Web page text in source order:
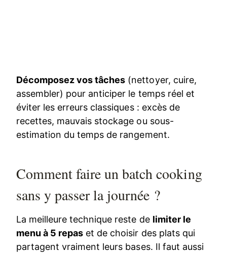
Décomposez vos tâches (nettoyer, cuire,
assembler) pour anticiper le temps réel et
éviter les erreurs classiques : excès de
recettes, mauvais stockage ou sous-
estimation du temps de rangement.
Comment faire un batch cooking
sans y passer la journée ?
La meilleure technique reste de limiter le
menu à 5 repas et de choisir des plats qui
partagent vraiment leurs bases. Il faut aussi